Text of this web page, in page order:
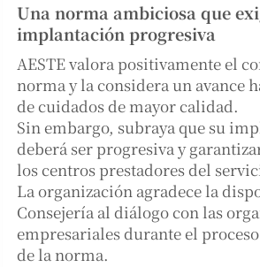
Una norma ambiciosa que
implantación progresiva
AESTE valora positivamente el
norma y la considera un avance
de cuidados de mayor calidad.
Sin embargo, subraya que su
deberá ser progresiva y
los centros prestadores del
La organización agradece la
Consejería al diálogo con las
empresariales durante el
de la norma.